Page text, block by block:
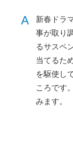
A
新春ドラ
事が取り
るサスペ
当てるた
を駆使し
ころです
みます。